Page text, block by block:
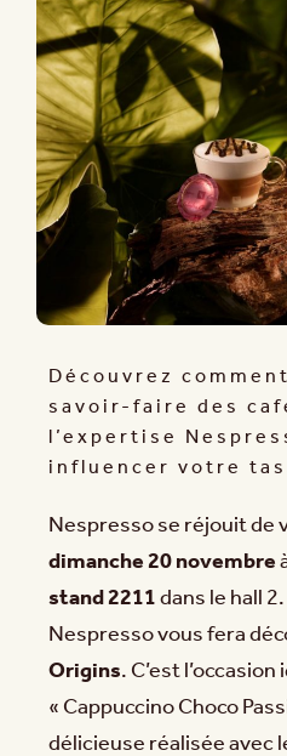
Découvrez
savoir-faire des
l’expertise
influencer votre
Nespresso se réjouit de
dimanche 20 novembre
stand 2211dans le hall
Nespresso vous fera
Origins. C’est
« Cappuccino Choco
délicieuse réalisée avec